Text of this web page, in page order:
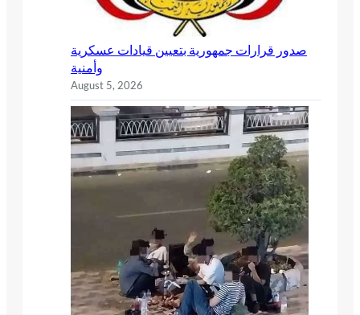
صدور قرارات جمهورية بتعيين قيادات عسكرية
وأمنية
August 5, 2026